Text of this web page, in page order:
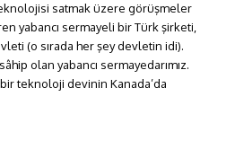
satmak üzere görüşmeler
yabancı sermayeli bir Türk şirketi,
(o sırada her şey devletin idi).
olan yabancı sermayedarımız.
teknoloji devinin Kanada’da